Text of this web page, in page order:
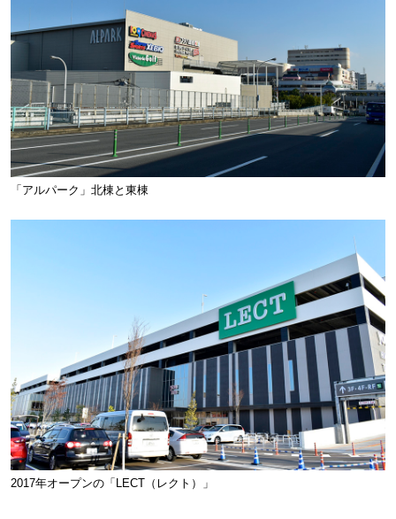
「アルパーク」北棟と東棟
2017年オープンの「LECT（レクト）」